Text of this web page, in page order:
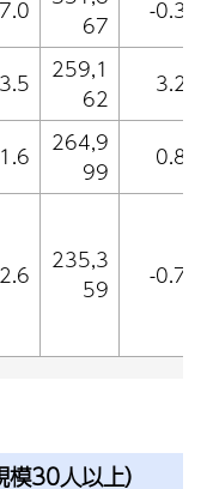
67
-0.3
259,1
62
3.2
264,9
99
0.8
235,3
59
-0.7
30人以上）